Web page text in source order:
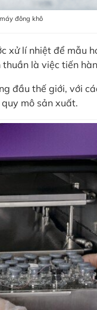
đông khô
xử lí nhiệt để mẫu
là việc tiến
đầu thế giới, với
mô sản xuất.